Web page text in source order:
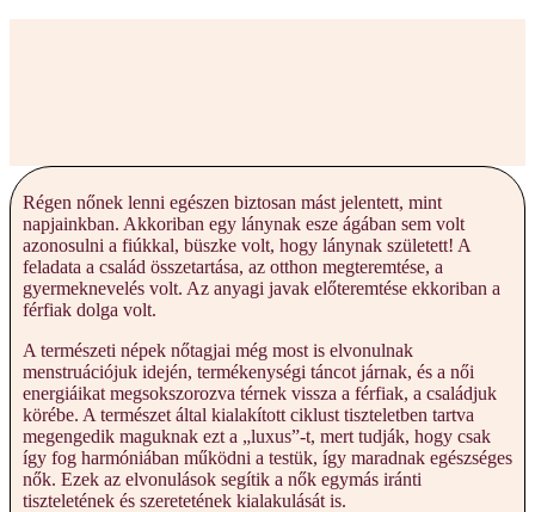
Régen nőnek lenni egészen biztosan mást jelentett, mint
napjainkban. Akkoriban egy lánynak esze ágában sem volt
azonosulni a fiúkkal, büszke volt, hogy lánynak született! A
feladata a család összetartása, az otthon megteremtése, a
gyermeknevelés volt. Az anyagi javak előteremtése ekkoriban a
férfiak dolga volt.
A természeti népek nőtagjai még most is elvonulnak
menstruációjuk idején, termékenységi táncot járnak, és a női
energiáikat megsokszorozva térnek vissza a férfiak, a családjuk
körébe. A természet által kialakított ciklust tiszteletben tartva
megengedik maguknak ezt a „luxus”-t, mert tudják, hogy csak
így fog harmóniában működni a testük, így maradnak egészséges
nők. Ezek az elvonulások segítik a nők egymás iránti
tiszteletének és szeretetének kialakulását is.